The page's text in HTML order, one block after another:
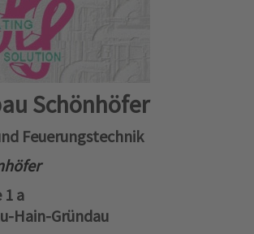
Schönhöfer
Feuerungstechnik
a
Hain-Gründau